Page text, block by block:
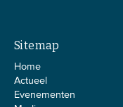
Sitemap
Home
Actueel
Evenementen